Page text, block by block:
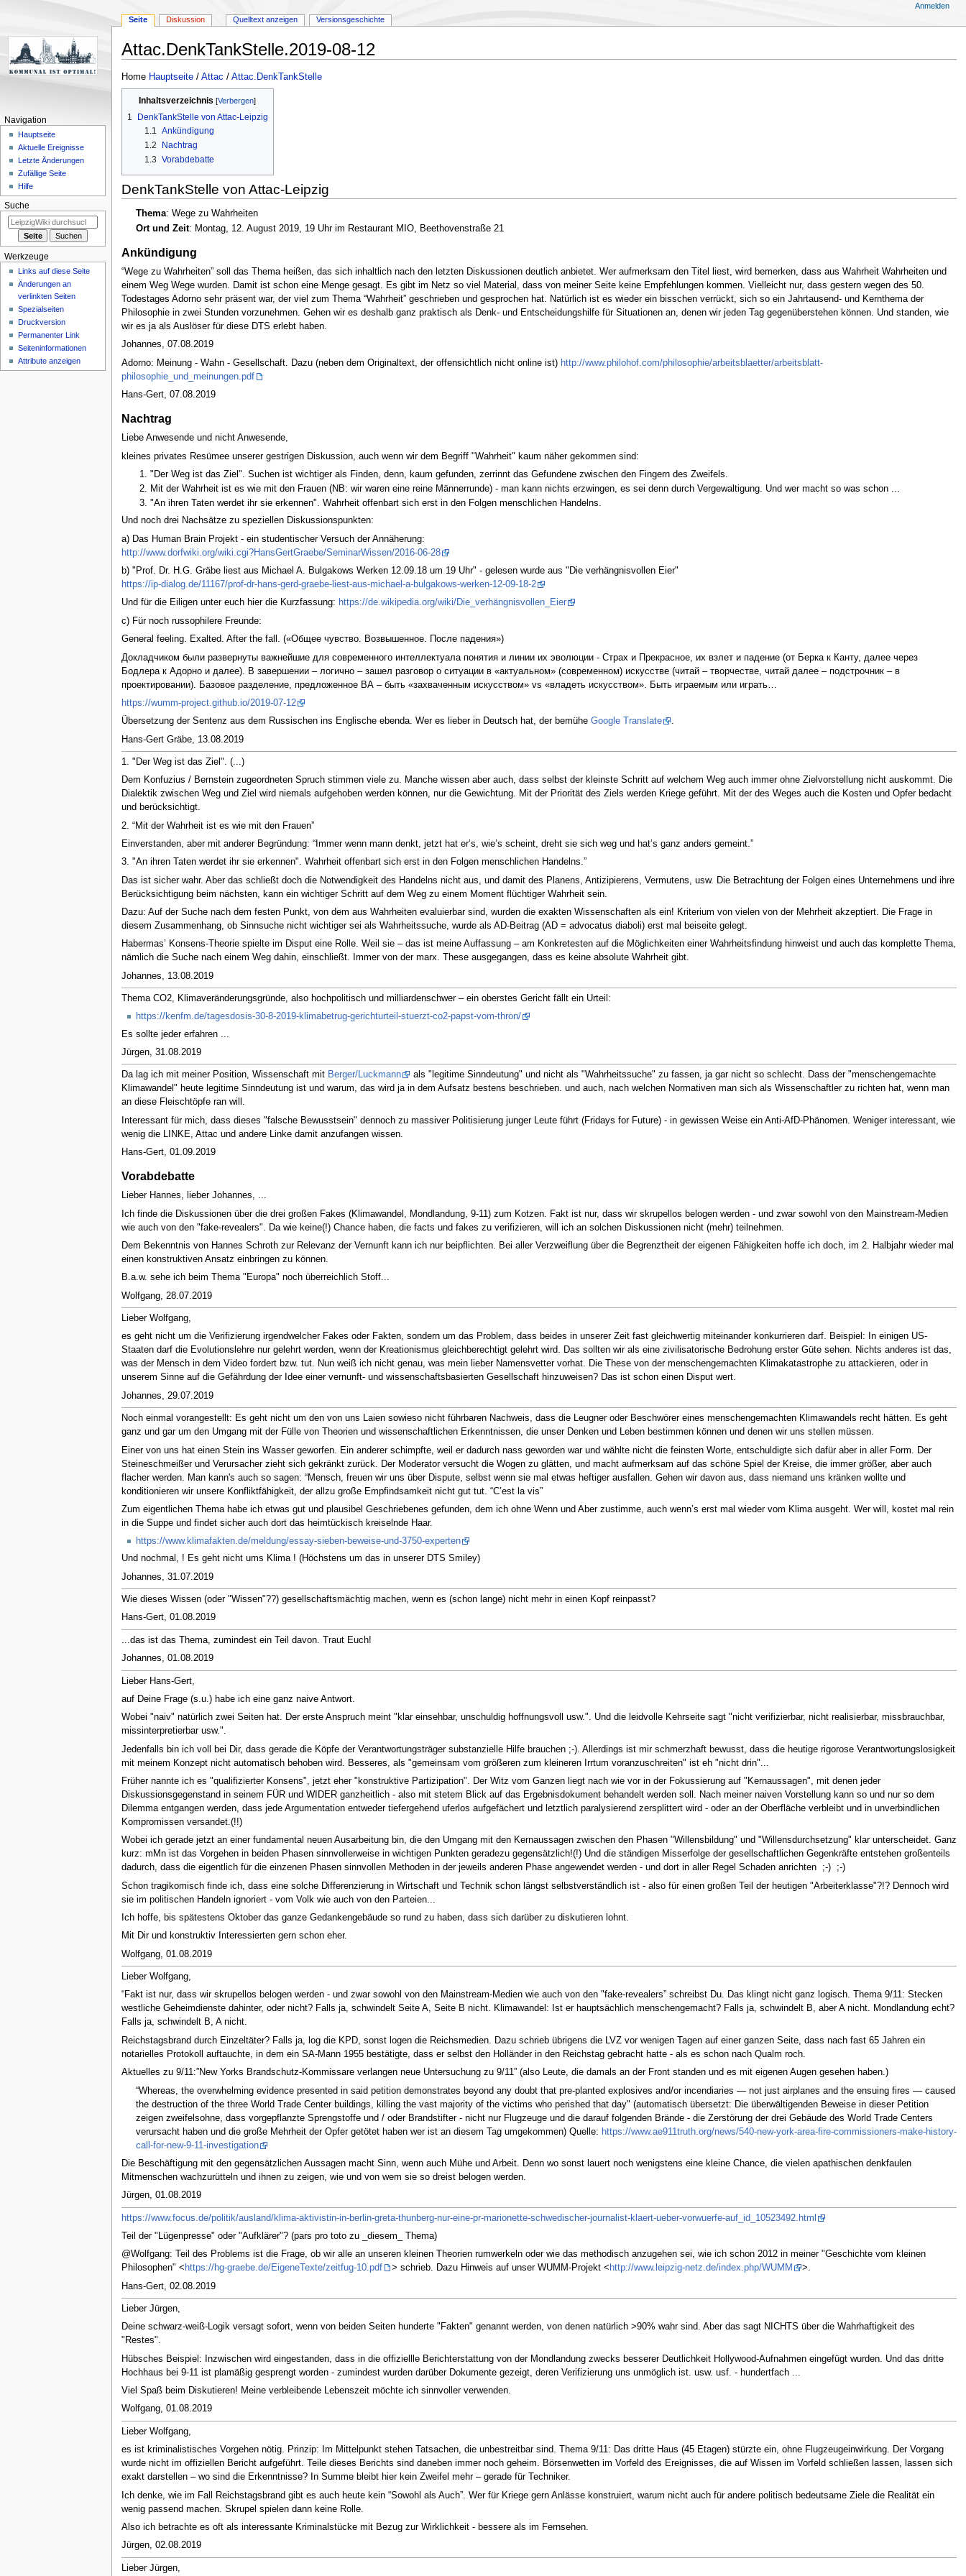
Attac.DenkTankStelle.2019-08-12
Zur
Navigation
springen
Zur
Suche
springen
Home Hauptseite/ Attac / Attac.DenkTankStelle
Inhaltsverzeichnis
1
DenkTankStelle von Attac-Leipzig
1.1
Ankündigung
1.2
Nachtrag
1.3 Vorabdebatte
DenkTankStelle von Attac-Leipzig
Thema: Wege zu Wahrheiten
Ort und Zeit: Montag, 12. August 2019, 19 Uhr im Restaurant MIO, Beethovenstraße 21
Ankündigung
“Wege zu Wahrheiten” soll das Thema heißen, das sich inhaltlich nach den letzten Diskussionen deutlich anbietet. Wer aufmerksam den Titel liest, wird bemerken, dass aus Wahrheit Wahrheiten und
einem Weg Wege wurden. Damit ist schon eine Menge gesagt. Es gibt im Netz so viel Material, dass von meiner Seite keine Empfehlungen kommen. Vielleicht nur, dass gestern wegen des 50.
Todestages Adorno sehr präsent war, der viel zum Thema “Wahrheit” geschrieben und gesprochen hat. Natürlich ist es wieder ein bisschen verrückt, sich so ein Jahrtausend- und Kernthema der
Philosophie in zwei Stunden vorzunehmen. Gehen wir es deshalb ganz praktisch als Denk- und Entscheidungshilfe für Situationen an, denen wir jeden Tag gegenüberstehen können. Und standen, wie
wir es ja als Auslöser für diese DTS erlebt haben.
Johannes, 07.08.2019
Adorno: Meinung - Wahn - Gesellschaft. Dazu (neben dem Originaltext, der offensichtlich nicht online ist) http://www.philohof.com/philosophie/arbeitsblaetter/arbeitsblatt-
philosophie_und_meinungen.pdf
Hans-Gert, 07.08.2019
Nachtrag
Liebe Anwesende und nicht Anwesende,
kleines privates Resümee unserer gestrigen Diskussion, auch wenn wir dem Begriff "Wahrheit" kaum näher gekommen sind:
"Der Weg ist das Ziel". Suchen ist wichtiger als Finden, denn, kaum gefunden, zerrinnt das Gefundene zwischen den Fingern des Zweifels.
Mit der Wahrheit ist es wie mit den Frauen (NB: wir waren eine reine Männerrunde) - man kann nichts erzwingen, es sei denn durch Vergewaltigung. Und wer macht so was schon ...
"An ihren Taten werdet ihr sie erkennen". Wahrheit offenbart sich erst in den Folgen menschlichen Handelns.
Und noch drei Nachsätze zu speziellen Diskussionspunkten:
a) Das Human Brain Projekt - ein studentischer Versuch der Annäherung:
http://www.dorfwiki.org/wiki.cgi?HansGertGraebe/SeminarWissen/2016-06-28
b) "Prof. Dr. H.G. Gräbe liest aus Michael A. Bulgakows Werken 12.09.18 um 19 Uhr" - gelesen wurde aus "Die verhängnisvollen Eier"
https://ip-dialog.de/11167/prof-dr-hans-gerd-graebe-liest-aus-michael-a-bulgakows-werken-12-09-18-2
Und für die Eiligen unter euch hier die Kurzfassung: https://de.wikipedia.org/wiki/Die_verhängnisvollen_Eier
c) Für noch russophilere Freunde:
General feeling. Exalted. After the fall. («Общее чувство. Возвышенное. После падения»)
Докладчиком были развернуты важнейшие для современного интеллектуала понятия и линии их эволюции - Страх и Прекрасное, их взлет и падение (от Берка к Канту, далее через
Бодлера к Адорно и далее). В завершении – логично – зашел разговор о ситуации в «актуальном» (современном) искусстве (читай – творчестве, читай далее – подстрочник – в
проектировании). Базовое разделение, предложенное ВА – быть «захваченным искусством» vs «владеть искусством». Быть играемым или играть…
https://wumm-project.github.io/2019-07-12
Übersetzung der Sentenz aus dem Russischen ins Englische ebenda. Wer es lieber in Deutsch hat, der bemühe Google Translate
.
Hans-Gert Gräbe, 13.08.2019
1. "Der Weg ist das Ziel". (...)
Dem Konfuzius / Bernstein zugeordneten Spruch stimmen viele zu. Manche wissen aber auch, dass selbst der kleinste Schritt auf welchem Weg auch immer ohne Zielvorstellung nicht auskommt. Die
Dialektik zwischen Weg und Ziel wird niemals aufgehoben werden können, nur die Gewichtung. Mit der Priorität des Ziels werden Kriege geführt. Mit der des Weges auch die Kosten und Opfer bedacht
und berücksichtigt.
2. “Mit der Wahrheit ist es wie mit den Frauen”
Einverstanden, aber mit anderer Begründung: “Immer wenn mann denkt, jetzt hat er’s, wie’s scheint, dreht sie sich weg und hat’s ganz anders gemeint.”
3. "An ihren Taten werdet ihr sie erkennen". Wahrheit offenbart sich erst in den Folgen menschlichen Handelns.”
Das ist sicher wahr. Aber das schließt doch die Notwendigkeit des Handelns nicht aus, und damit des Planens, Antizipierens, Vermutens, usw. Die Betrachtung der Folgen eines Unternehmens und ihre
Berücksichtigung beim nächsten, kann ein wichtiger Schritt auf dem Weg zu einem Moment flüchtiger Wahrheit sein.
Dazu: Auf der Suche nach dem festen Punkt, von dem aus Wahrheiten evaluierbar sind, wurden die exakten Wissenschaften als ein! Kriterium von vielen von der Mehrheit akzeptiert. Die Frage in
diesem Zusammenhang, ob Sinnsuche nicht wichtiger sei als Wahrheitssuche, wurde als AD-Beitrag (AD = advocatus diaboli) erst mal beiseite gelegt.
Habermas’ Konsens-Theorie spielte im Disput eine Rolle. Weil sie – das ist meine Auffassung – am Konkretesten auf die Möglichkeiten einer Wahrheitsfindung hinweist und auch das komplette Thema,
nämlich die Suche nach einem Weg dahin, einschließt. Immer von der marx. These ausgegangen, dass es keine absolute Wahrheit gibt.
Johannes, 13.08.2019
Thema CO2, Klimaveränderungsgründe, also hochpolitisch und milliardenschwer – ein oberstes Gericht fällt ein Urteil:
https://kenfm.de/tagesdosis-30-8-2019-klimabetrug-gerichturteil-stuerzt-co2-papst-vom-thron/
Es sollte jeder erfahren ...
Jürgen, 31.08.2019
Da lag ich mit meiner Position, Wissenschaft mit Berger/Luckmann
als "legitime Sinndeutung" und nicht als "Wahrheitssuche" zu fassen, ja gar nicht so schlecht. Dass der "menschengemachte
Klimawandel" heute legitime Sinndeutung ist und warum, das wird ja in dem Aufsatz bestens beschrieben. und auch, nach welchen Normativen man sich als Wissenschaftler zu richten hat, wenn man
an diese Fleischtöpfe ran will.
Interessant für mich, dass dieses "falsche Bewusstsein" dennoch zu massiver Politisierung junger Leute führt (Fridays for Future) - in gewissen Weise ein Anti-AfD-Phänomen. Weniger interessant, wie
wenig die LINKE, Attac und andere Linke damit anzufangen wissen.
Hans-Gert, 01.09.2019
Vorabdebatte
Lieber Hannes, lieber Johannes, ...
Ich finde die Diskussionen über die drei großen Fakes (Klimawandel, Mondlandung, 9-11) zum Kotzen. Fakt ist nur, dass wir skrupellos belogen werden - und zwar sowohl von den Mainstream-Medien
wie auch von den "fake-revealers". Da wie keine(!) Chance haben, die facts und fakes zu verifizieren, will ich an solchen Diskussionen nicht (mehr) teilnehmen.
Dem Bekenntnis von Hannes Schroth zur Relevanz der Vernunft kann ich nur beipflichten. Bei aller Verzweiflung über die Begrenztheit der eigenen Fähigkeiten hoffe ich doch, im 2. Halbjahr wieder mal
einen konstruktiven Ansatz einbringen zu können.
B.a.w. sehe ich beim Thema "Europa" noch überreichlich Stoff...
Wolfgang, 28.07.2019
Lieber Wolfgang,
es geht nicht um die Verifizierung irgendwelcher Fakes oder Fakten, sondern um das Problem, dass beides in unserer Zeit fast gleichwertig miteinander konkurrieren darf. Beispiel: In einigen US-
Staaten darf die Evolutionslehre nur gelehrt werden, wenn der Kreationismus gleichberechtigt gelehrt wird. Das sollten wir als eine zivilisatorische Bedrohung erster Güte sehen. Nichts anderes ist das,
was der Mensch in dem Video fordert bzw. tut. Nun weiß ich nicht genau, was mein lieber Namensvetter vorhat. Die These von der menschengemachten Klimakatastrophe zu attackieren, oder in
unserem Sinne auf die Gefährdung der Idee einer vernunft- und wissenschaftsbasierten Gesellschaft hinzuweisen? Das ist schon einen Disput wert.
Johannes, 29.07.2019
Noch einmal vorangestellt: Es geht nicht um den von uns Laien sowieso nicht führbaren Nachweis, dass die Leugner oder Beschwörer eines menschengemachten Klimawandels recht hätten. Es geht
ganz und gar um den Umgang mit der Fülle von Theorien und wissenschaftlichen Erkenntnissen, die unser Denken und Leben bestimmen können und denen wir uns stellen müssen.
Einer von uns hat einen Stein ins Wasser geworfen. Ein anderer schimpfte, weil er dadurch nass geworden war und wählte nicht die feinsten Worte, entschuldigte sich dafür aber in aller Form. Der
Steineschmeißer und Verursacher zieht sich gekränkt zurück. Der Moderator versucht die Wogen zu glätten, und macht aufmerksam auf das schöne Spiel der Kreise, die immer größer, aber auch
flacher werden. Man kann's auch so sagen: “Mensch, freuen wir uns über Dispute, selbst wenn sie mal etwas heftiger ausfallen. Gehen wir davon aus, dass niemand uns kränken wollte und
konditionieren wir unsere Konfliktfähigkeit, der allzu große Empfindsamkeit nicht gut tut. “C’est la vis”
Zum eigentlichen Thema habe ich etwas gut und plausibel Geschriebenes gefunden, dem ich ohne Wenn und Aber zustimme, auch wenn’s erst mal wieder vom Klima ausgeht. Wer will, kostet mal rein
in die Suppe und findet sicher auch dort das heimtückisch kreiselnde Haar.
https://www.klimafakten.de/meldung/essay-sieben-beweise-und-3750-experten
Und nochmal, ! Es geht nicht ums Klima ! (Höchstens um das in unserer DTS Smiley)
Johannes, 31.07.2019
Wie dieses Wissen (oder "Wissen"??) gesellschaftsmächtig machen, wenn es (schon lange) nicht mehr in einen Kopf reinpasst?
Hans-Gert, 01.08.2019
...das ist das Thema, zumindest ein Teil davon. Traut Euch!
Johannes, 01.08.2019
Lieber Hans-Gert,
auf Deine Frage (s.u.) habe ich eine ganz naive Antwort.
Wobei "naiv" natürlich zwei Seiten hat. Der erste Anspruch meint "klar einsehbar, unschuldig hoffnungsvoll usw.". Und die leidvolle Kehrseite sagt "nicht verifizierbar, nicht realisierbar, missbrauchbar,
missinterpretierbar usw.".
Jedenfalls bin ich voll bei Dir, dass gerade die Köpfe der Verantwortungsträger substanzielle Hilfe brauchen ;-). Allerdings ist mir schmerzhaft bewusst, dass die heutige rigorose Verantwortungslosigkeit
mit meinem Konzept nicht automatisch behoben wird. Besseres, als "gemeinsam vom größeren zum kleineren Irrtum voranzuschreiten" ist eh "nicht drin"...
Früher nannte ich es "qualifizierter Konsens", jetzt eher "konstruktive Partizipation". Der Witz vom Ganzen liegt nach wie vor in der Fokussierung auf "Kernaussagen", mit denen jeder
Diskussionsgegenstand in seinem FÜR und WIDER ganzheitlich - also mit stetem Blick auf das Ergebnisdokument behandelt werden soll. Nach meiner naiven Vorstellung kann so und nur so dem
Dilemma entgangen werden, dass jede Argumentation entweder tiefergehend uferlos aufgefächert und letztlich paralysierend zersplittert wird - oder an der Oberfläche verbleibt und in unverbindlichen
Kompromissen versandet.(!!)
Wobei ich gerade jetzt an einer fundamental neuen Ausarbeitung bin, die den Umgang mit den Kernaussagen zwischen den Phasen "Willensbildung" und "Willensdurchsetzung" klar unterscheidet. Ganz
kurz: mMn ist das Vorgehen in beiden Phasen sinnvollerweise in wichtigen Punkten geradezu gegensätzlich!(!) Und die ständigen Misserfolge der gesellschaftlichen Gegenkräfte entstehen großenteils
dadurch, dass die eigentlich für die einzenen Phasen sinnvollen Methoden in der jeweils anderen Phase angewendet werden - und dort in aller Regel Schaden anrichten ;-) ;-)
Schon tragikomisch finde ich, dass eine solche Differenzierung in Wirtschaft und Technik schon längst selbstverständlich ist - also für einen großen Teil der heutigen "Arbeiterklasse"?!? Dennoch wird
sie im politischen Handeln ignoriert - vom Volk wie auch von den Parteien...
Ich hoffe, bis spätestens Oktober das ganze Gedankengebäude so rund zu haben, dass sich darüber zu diskutieren lohnt.
Mit Dir und konstruktiv Interessierten gern schon eher.
Wolfgang, 01.08.2019
Lieber Wolfgang,
“Fakt ist nur, dass wir skrupellos belogen werden - und zwar sowohl von den Mainstream-Medien wie auch von den "fake-revealers” schreibst Du. Das klingt nicht ganz logisch. Thema 9/11: Stecken
westliche Geheimdienste dahinter, oder nicht? Falls ja, schwindelt Seite A, Seite B nicht. Klimawandel: Ist er hauptsächlich menschengemacht? Falls ja, schwindelt B, aber A nicht. Mondlandung echt?
Falls ja, schwindelt B, A nicht.
Reichstagsbrand durch Einzeltäter? Falls ja, log die KPD, sonst logen die Reichsmedien. Dazu schrieb übrigens die LVZ vor wenigen Tagen auf einer ganzen Seite, dass nach fast 65 Jahren ein
notarielles Protokoll auftauchte, in dem ein SA-Mann 1955 bestätigte, dass er selbst den Holländer in den Reichstag gebracht hatte - als es schon nach Qualm roch.
Aktuelles zu 9/11:”New Yorks Brandschutz-Kommissare verlangen neue Untersuchung zu 9/11” (also Leute, die damals an der Front standen und es mit eigenen Augen gesehen haben.)
“Whereas, the overwhelming evidence presented in said petition demonstrates beyond any doubt that pre-planted explosives and/or incendiaries — not just airplanes and the ensuing fires — caused
the destruction of the three World Trade Center buildings, killing the vast majority of the victims who perished that day" (automatisch übersetzt: Die überwältigenden Beweise in dieser Petition
zeigen zweifelsohne, dass vorgepflanzte Sprengstoffe und / oder Brandstifter - nicht nur Flugzeuge und die darauf folgenden Brände - die Zerstörung der drei Gebäude des World Trade Centers
verursacht haben und die große Mehrheit der Opfer getötet haben wer ist an diesem Tag umgekommen) Quelle: https://www.ae911truth.org/news/540-new-york-area-fire-commissioners-make-history-
call-for-new-9-11-investigation
Die Beschäftigung mit den gegensätzlichen Aussagen macht Sinn, wenn auch Mühe und Arbeit. Denn wo sonst lauert noch wenigstens eine kleine Chance, die vielen apathischen denkfaulen
Mitmenschen wachzurütteln und ihnen zu zeigen, wie und von wem sie so dreist belogen werden.
Jürgen, 01.08.2019
https://www.focus.de/politik/ausland/klima-aktivistin-in-berlin-greta-thunberg-nur-eine-pr-marionette-schwedischer-journalist-klaert-ueber-vorwuerfe-auf_id_10523492.html
Teil der "Lügenpresse" oder "Aufklärer"? (pars pro toto zu _diesem_ Thema)
@Wolfgang: Teil des Problems ist die Frage, ob wir alle an unseren kleinen Theorien rumwerkeln oder wie das methodisch anzugehen sei, wie ich schon 2012 in meiner "Geschichte vom kleinen
Philosophen" < https://hg-graebe.de/EigeneTexte/zeitfug-10.pdf > schrieb. Dazu Hinweis auf unser WUMM-Projekt < http://www.leipzig-netz.de/index.php/WUMM
>.
Hans-Gert, 02.08.2019
Lieber Jürgen,
Deine schwarz-weiß-Logik versagt sofort, wenn von beiden Seiten hunderte "Fakten" genannt werden, von denen natürlich >90% wahr sind. Aber das sagt NICHTS über die Wahrhaftigkeit des
"Restes".
Hübsches Beispiel: Inzwischen wird eingestanden, dass in die offiziellle Berichterstattung von der Mondlandung zwecks besserer Deutlichkeit Hollywood-Aufnahmen eingefügt wurden. Und das dritte
Hochhaus bei 9-11 ist plamäßig gesprengt worden - zumindest wurden darüber Dokumente gezeigt, deren Verifizierung uns unmöglich ist. usw. usf. - hundertfach ...
Viel Spaß beim Diskutieren! Meine verbleibende Lebenszeit möchte ich sinnvoller verwenden.
Wolfgang, 01.08.2019
Lieber Wolfgang,
es ist kriminalistisches Vorgehen nötig. Prinzip: Im Mittelpunkt stehen Tatsachen, die unbestreitbar sind. Thema 9/11: Das dritte Haus (45 Etagen) stürzte ein, ohne Flugzeugeinwirkung. Der Vorgang
wurde nicht im offiziellen Bericht aufgeführt. Teile dieses Berichts sind daneben immer noch geheim. Börsenwetten im Vorfeld des Ereignisses, die auf Wissen im Vorfeld schließen lassen, lassen sich
exakt darstellen – wo sind die Erkenntnisse? In Summe bleibt hier kein Zweifel mehr – gerade für Techniker.
Ich denke, wie im Fall Reichstagsbrand gibt es auch heute kein “Sowohl als Auch”. Wer für Kriege gern Anlässe konstruiert, warum nicht auch für andere politisch bedeutsame Ziele die Realität ein
wenig passend machen. Skrupel spielen dann keine Rolle.
Also ich betrachte es oft als interessante Kriminalstücke mit Bezug zur Wirklichkeit - bessere als im Fernsehen.
Jürgen, 02.08.2019
Lieber Jürgen,
Seite Diskussion Quelltext anzeigen Versionsgeschichte
Anmelden
Navigation
Hauptseite
Aktuelle Ereignisse
Letzte Änderungen
Zufällige Seite
Hilfe
Suche
Werkzeuge
Links auf diese Seite
Änderungen an
verlinkten Seiten
Spezialseiten
Druckversion
Permanenter Link
Seiten­informationen
Attribute anzeigen